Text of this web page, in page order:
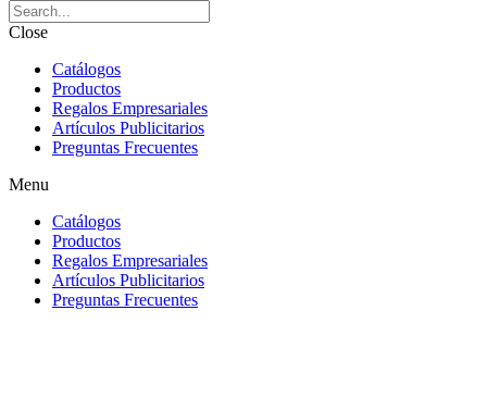
Close
Catálogos
Productos
Regalos Empresariales
Artículos Publicitarios
Preguntas Frecuentes
Menu
Catálogos
Productos
Regalos Empresariales
Artículos Publicitarios
Preguntas Frecuentes